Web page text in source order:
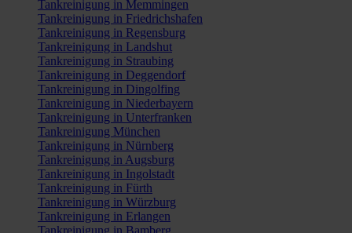
Tankreinigung in Memmingen
Tankreinigung in Friedrichshafen
Tankreinigung in Regensburg
Tankreinigung in Landshut
Tankreinigung in Straubing
Tankreinigung in Deggendorf
Tankreinigung in Dingolfing
Tankreinigung in Niederbayern
Tankreinigung in Unterfranken
Tankreinigung München
Tankreinigung in Nürnberg
Tankreinigung in Augsburg
Tankreinigung in Ingolstadt
Tankreinigung in Fürth
Tankreinigung in Würzburg
Tankreinigung in Erlangen
Tankreinigung in Bamberg